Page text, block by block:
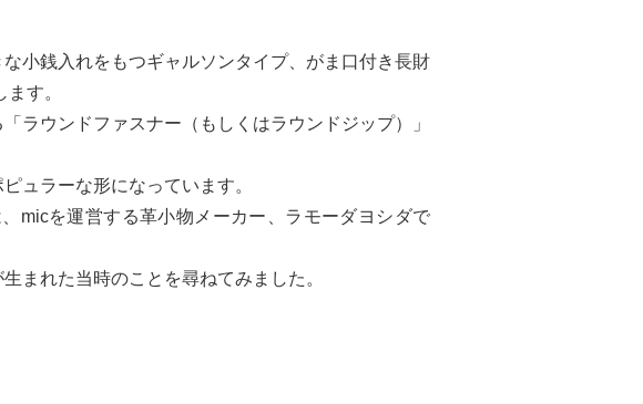
⼩銭⼊れをもつギャルソンタイプ、がま⼝付き⻑財
す。
ラウンドファスナー（もしくはラウンドジップ）」
ュラーな形になっています。
micを運営する⾰⼩物メーカー、ラモーダヨシダで
まれた当時のことを尋ねてみました。